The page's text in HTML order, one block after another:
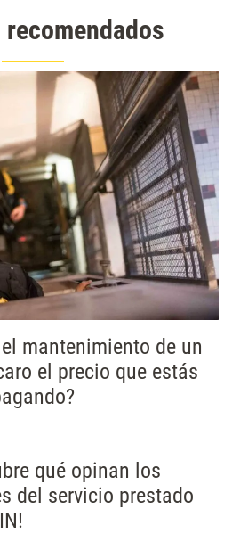
mantenimiento de un
el precio que estás
qué opinan los
del servicio prestado